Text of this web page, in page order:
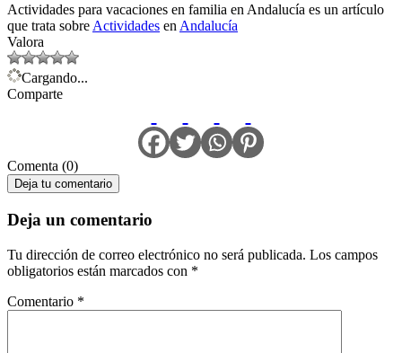
Actividades para vacaciones en familia en Andalucía es un artículo
que trata sobre Actividades en Andalucía
Valora
Cargando...
Comparte
Comenta (0)
Deja tu comentario
Deja un comentario
Tu dirección de correo electrónico no será publicada. Los campos
obligatorios están marcados con *
Comentario *